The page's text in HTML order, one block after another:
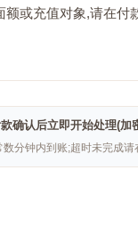
或充值对象,请在
确认后立即开始处理(加
分钟内到账;超时未完成